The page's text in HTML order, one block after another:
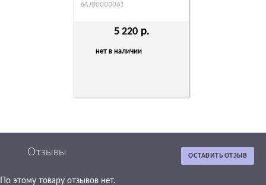
5 220 р.
нет в наличии
6AJ00000061
ОСТАВИТЬ ОТЗЫВ
Отзывы
По этому товару отзывов нет.